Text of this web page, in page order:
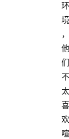
环
境
，
他
们
不
太
喜
欢
喧